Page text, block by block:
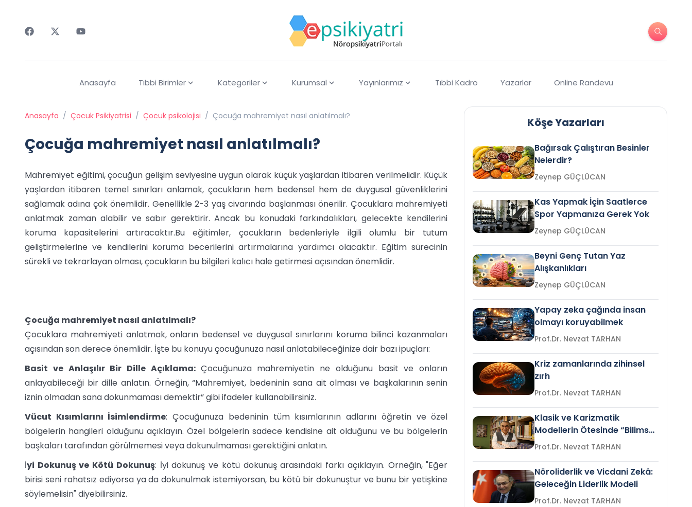
Anasayfa Tıbbi Birimler Kategoriler Kurumsal Yayınlarımız Tıbbi Kadro Yazarlar Online Randevu
Anasayfa / Çocuk Psikiyatrisi / Çocuk psikolojisi / Çocuğa mahremiyet nasıl anlatılmalı?
Çocuğa mahremiyet nasıl anlatılmalı?
Mahremiyet eğitimi, çocuğun gelişim seviyesine uygun olarak küçük yaşlardan itibaren verilmelidir. Küçük
yaşlardan itibaren temel sınırları anlamak, çocukların hem bedensel hem de duygusal güvenliklerini
sağlamak adına çok önemlidir. Genellikle 2-3 yaş civarında başlanması önerilir. Çocuklara mahremiyeti
anlatmak zaman alabilir ve sabır gerektirir. Ancak bu konudaki farkındalıkları, gelecekte kendilerini
koruma kapasitelerini artıracaktır.Bu eğitimler, çocukların bedenleriyle ilgili olumlu bir tutum
geliştirmelerine ve kendilerini koruma becerilerini artırmalarına yardımcı olacaktır. Eğitim sürecinin
sürekli ve tekrarlayan olması, çocukların bu bilgileri kalıcı hale getirmesi açısından önemlidir.
Çocuğa mahremiyet nasıl anlatılmalı?
Çocuklara mahremiyeti anlatmak, onların bedensel ve duygusal sınırlarını koruma bilinci kazanmaları
açısından son derece önemlidir. İşte bu konuyu çocuğunuza nasıl anlatabileceğinize dair bazı ipuçları:
Basit ve Anlaşılır Bir Dille Açıklama: Çocuğunuza mahremiyetin ne olduğunu basit ve onların
anlayabileceği bir dille anlatın. Örneğin, “Mahremiyet, bedeninin sana ait olması ve başkalarının senin
iznin olmadan sana dokunmaması demektir” gibi ifadeler kullanabilirsiniz.
Vücut Kısımlarını İsimlendirme: Çocuğunuza bedeninin tüm kısımlarının adlarını öğretin ve özel
bölgelerin hangileri olduğunu açıklayın. Özel bölgelerin sadece kendisine ait olduğunu ve bu bölgelerin
başkaları tarafından görülmemesi veya dokunulmaması gerektiğini anlatın.
İyi Dokunuş ve Kötü Dokunuş: İyi dokunuş ve kötü dokunuş arasındaki farkı açıklayın. Örneğin, "Eğer
birisi seni rahatsız ediyorsa ya da dokunulmak istemiyorsan, bu kötü bir dokunuştur ve bunu bir yetişkine
söylemelisin" diyebilirsiniz.
Köşe Yazarları
Bağırsak Çalıştıran Besinler
Nelerdir?
Zeynep GÜÇLÜCAN
Kas Yapmak İçin Saatlerce
Spor Yapmanıza Gerek Yok
Zeynep GÜÇLÜCAN
Beyni Genç Tutan Yaz
Alışkanlıkları
Zeynep GÜÇLÜCAN
Yapay zeka çağında insan
olmayı koruyabilmek
Prof.Dr. Nevzat TARHAN
Kriz zamanlarında zihinsel
zırh
Prof.Dr. Nevzat TARHAN
Klasik ve Karizmatik
Modellerin Ötesinde “Bilimsel
Liderlik”
Prof.Dr. Nevzat TARHAN
Nöroliderlik ve Vicdani Zekâ:
Geleceğin Liderlik Modeli
Prof.Dr. Nevzat TARHAN